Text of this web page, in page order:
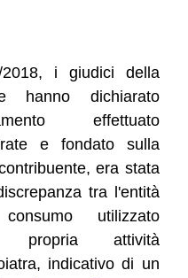
2018, i giudici della
hanno dichiarato
effettuato
e fondato sulla
era stata
tra l'entità
utilizzato
propria attività
indicativo di un